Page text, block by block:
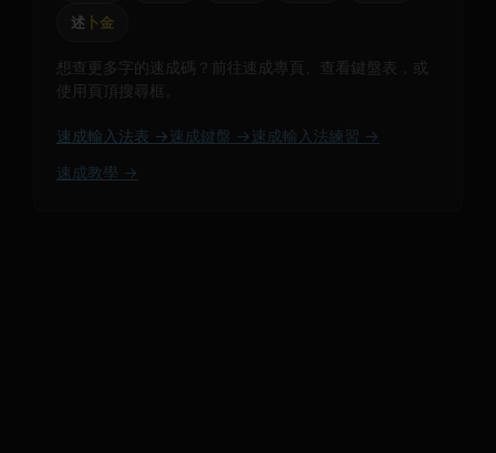
述 卜金
想查更多字的速成碼？前往速成專頁、查看鍵盤表，或
使用頁頂搜尋框。
速成輸入法表 → 速成鍵盤 → 速成輸入法練習 →
速成教學 →